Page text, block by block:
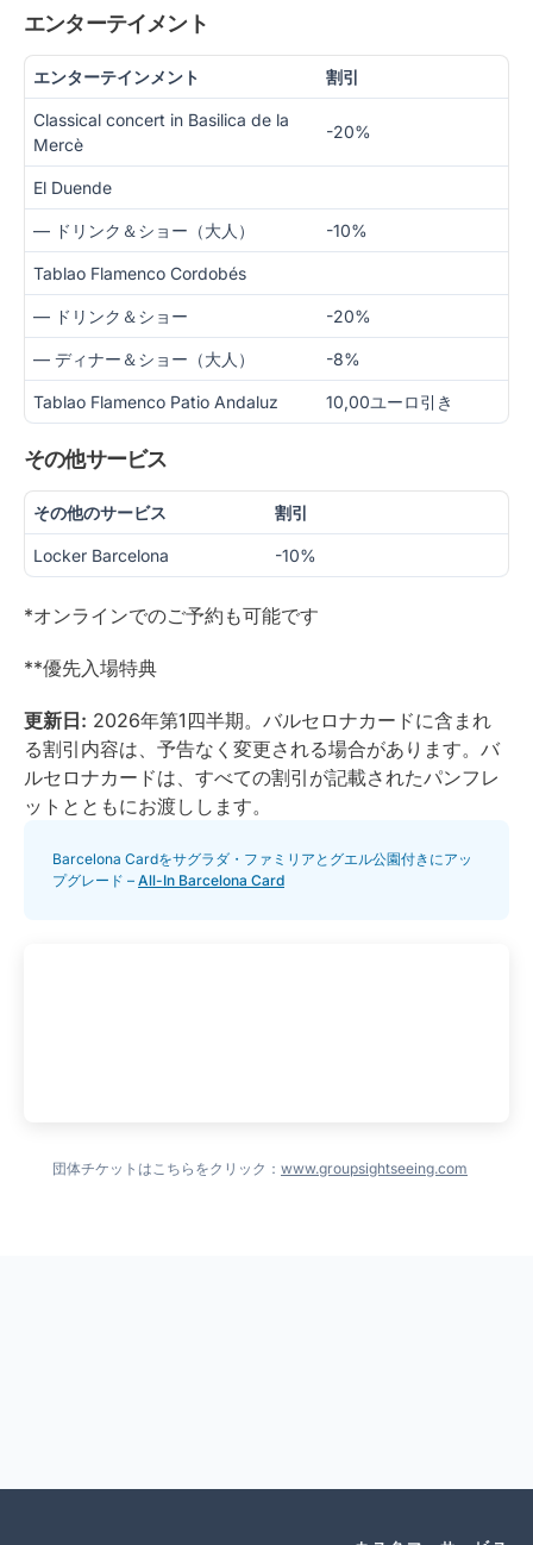
エンターテイメント
エンターテインメント 割引
Classical concert in Basilica de la
Mercè
-20%
El Duende
— ドリンク＆ショー（大人） -10%
Tablao Flamenco Cordobés
— ドリンク＆ショー -20%
— ディナー＆ショー（大人） -8%
Tablao Flamenco Patio Andaluz 10,00ユーロ引き
その他サービス
その他のサービス 割引
Locker Barcelona -10%
*オンラインでのご予約も可能です
**優先入場特典
更新日: 2026年第1四半期。バルセロナカードに含まれ
る割引内容は、予告なく変更される場合があります。バ
ルセロナカードは、すべての割引が記載されたパンフレ
ットとともにお渡しします。
Barcelona Cardをサグラダ・ファミリアとグエル公園付きにアッ
プグレード – All-In Barcelona Card
団体チケットはこちらをクリック： www.groupsightseeing.com